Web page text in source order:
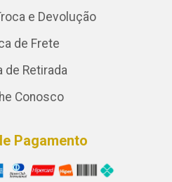
e Devolução
de Frete
de Retirada
Conosco
Pagamento